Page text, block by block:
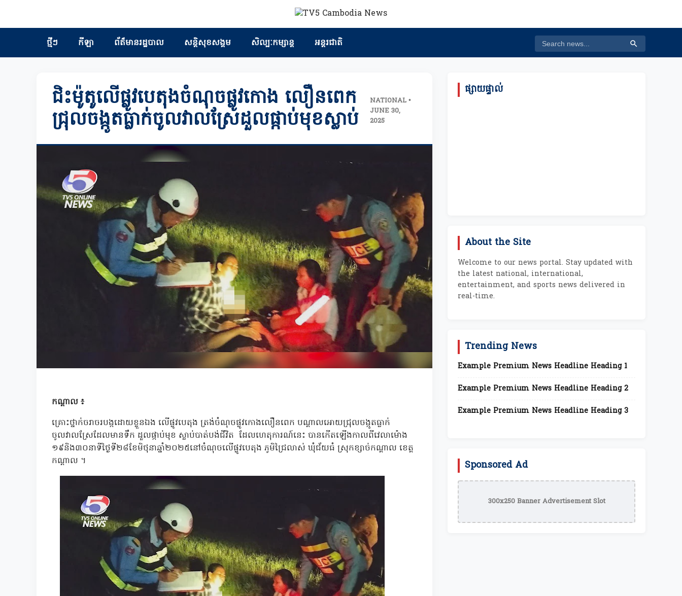
ថ្មីៗ កីឡា ព័ត៏មានរដ្ឋបាល សន្តិសុខសង្គម សិល្បៈកម្សាន្ត អន្តរជាតិ
ជិះម៉ូតូលើផ្លូវបេតុងចំណុចផ្លូវកោង លឿនពេក
ជ្រុលចង្កូតធ្លាក់ចូលវាលស្រែដួលផ្កាប់មុខស្លាប់
NATIONAL •
JUNE 30,
2025
កណ្តាល ៖
គ្រោះថ្នាក់ចរាចរបង្កដោយខ្លួនឯង លើផ្លូវបេតុង ត្រង់ចំណុចផ្លូវកោងលឿនពេក បណ្តាលអោយជ្រុលចង្កូតធ្លាក់
ចូលវាលស្រែដែលមានទឹក ដួលផ្កាប់មុខ ស្លាប់បាត់បង់ជីវិត ដែលហេតុការណ៍នេះ បានកើតឡើងកាលពីវេលាម៉ោង
១៩និង៣០នាទីថ្ងៃទី២៨ខែមិថុនាឆ្នាំ២០២៥នៅចំណុចលើផ្លូវបេតុង ភូមិជ្រៃលាស់ ឃុំជ័យធំ ស្រុកខ្សាច់កណ្តាល ខេត្ត
កណ្តាល ។
ផ្សាយផ្ទាល់
About the Site
Welcome to our news portal. Stay updated with
the latest national, international,
entertainment, and sports news delivered in
real-time.
Trending News
Example Premium News Headline Heading 1
Example Premium News Headline Heading 2
Example Premium News Headline Heading 3
Sponsored Ad
300x250 Banner Advertisement Slot